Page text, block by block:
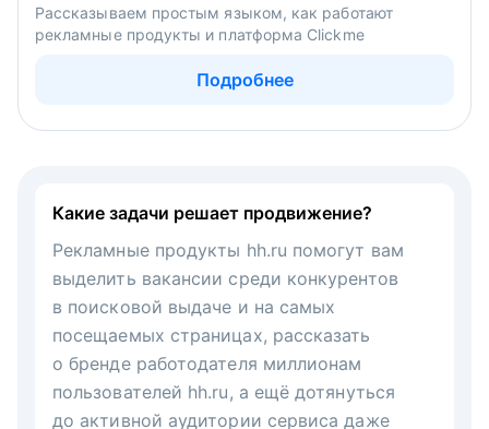
Рассказываем простым языком, как работают
рекламные продукты и платформа Clickme
Подробнее
Какие задачи решает продвижение?
Рекламные продукты hh.ru помогут вам
выделить вакансии среди конкурентов
в поисковой выдаче и на самых
посещаемых страницах, рассказать
о бренде работодателя миллионам
пользователей hh.ru, а ещё дотянуться
до активной аудитории сервиса даже